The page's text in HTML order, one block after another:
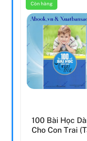
Còn hàng
100 Bài Học
Cho Con Trai